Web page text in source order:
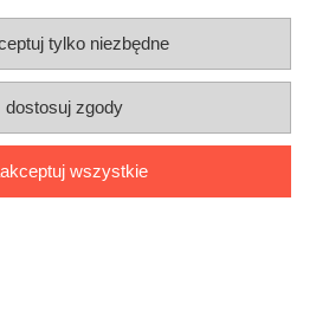
ul. Grabowa 9/U270-761 Szczecin
kontaktowe
Tel.Tel.
tylko niezbędne
dostosuj zgody
wszystkie